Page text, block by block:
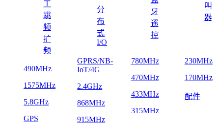
工
跳
频
扩
频
分
布
式
I/O
牙
遥
控
叫
器
490MHz
1575MHz
5.8GHz
GPS
GPRS/NB-
IoT/4G
2.4GHz
868MHz
915MHz
780MHz
470MHz
433MHz
315MHz
230MHz
170MHz
配件